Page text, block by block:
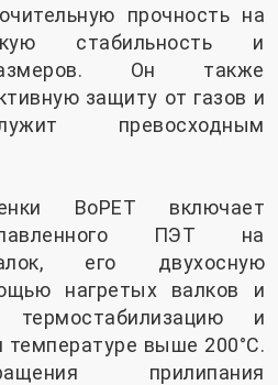
прочность на
стабильность и
Он также
защиту от газов и
превосходным
BoPET включает
ПЭТ на
его двухосную
нагретых валков и
и
температуре выше 200°C.
прилипания